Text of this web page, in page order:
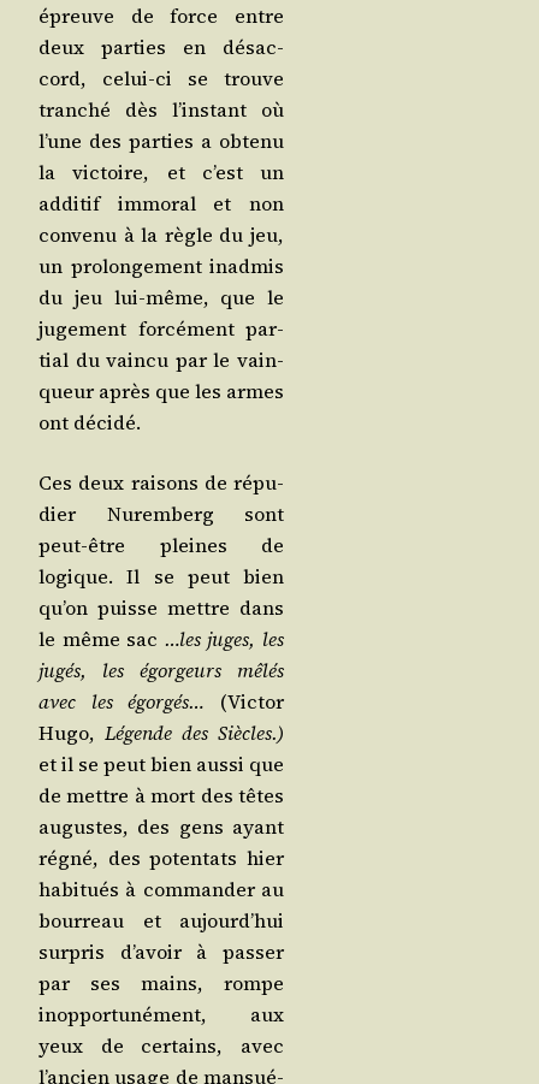
épreuve de force entre
deux par­ties en désac­
cord, celui-ci se trouve
tran­ché dès l’ins­tant où
l’une des par­ties a obte­nu
la vic­toire, et c’est un
addi­tif immo­ral et non
conve­nu à la règle du jeu,
un pro­lon­ge­ment inad­mis
du jeu lui-même, que le
juge­ment for­cé­ment par­
tial du vain­cu par le vain­
queur après que les armes
ont décidé.
Ces deux rai­sons de répu­
dier Nurem­berg sont
peut-être pleines de
logique. Il se peut bien
qu’on puisse mettre dans
le même sac …les juges, les
jugés, les égor­geurs mêlés
avec les égor­gés… (Vic­tor
Hugo, Légende des Siècles.)
et il se peut bien aus­si que
de mettre à mort des têtes
augustes, des gens ayant
régné, des poten­tats hier
habi­tués à com­man­der au
bour­reau et aujourd’­hui
sur­pris d’a­voir à pas­ser
par ses mains, rompe
inop­por­tu­né­ment, aux
yeux de cer­tains, avec
l’an­cien usage de man­sué­